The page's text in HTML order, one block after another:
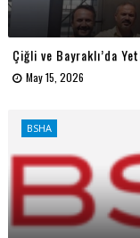
Çiğli ve Bayraklı’da
May 15, 2026
BSHA